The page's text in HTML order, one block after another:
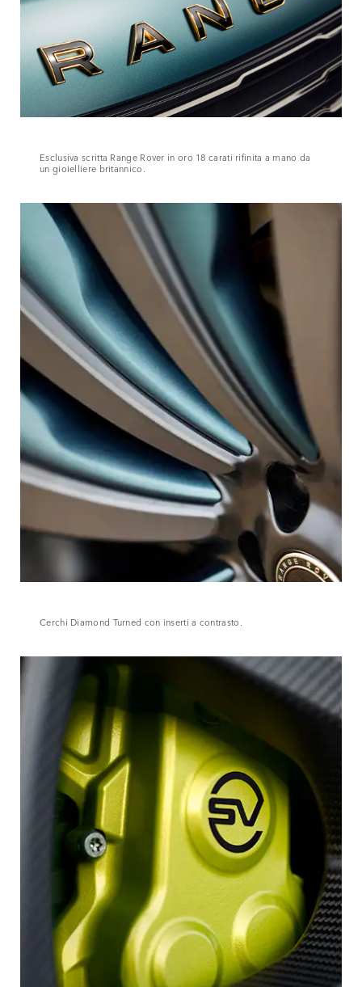
Esclusiva scritta Range Rover in oro 18 carati rifinita a mano da
un gioielliere britannico.
Cerchi Diamond Turned con inserti a contrasto.